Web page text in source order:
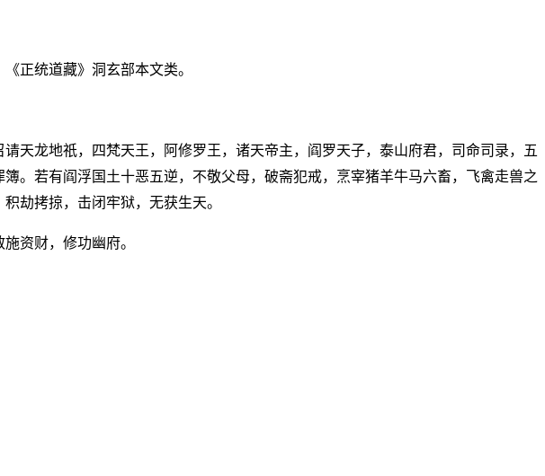
正统道藏》洞玄部本文类。
天龙地祇，四梵天王，阿修罗王，诸天帝主，阎罗天子，泰山府君，司命司录，五
。若有阎浮国土十恶五逆，不敬父母，破斋犯戒，烹宰猪羊牛马六畜，飞禽走兽之
劫拷掠，击闭牢狱，无获生天。
资财，修功幽府。